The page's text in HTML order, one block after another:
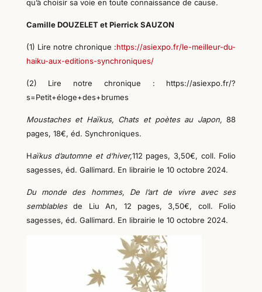
qu’à choisir sa voie en toute connaissance de cause.
Camille DOUZELET et Pierrick SAUZON
(1) Lire notre chronique :https://asiexpo.fr/le-meilleur-du-
haiku-aux-editions-synchroniques/
(2) Lire notre chronique : https://asiexpo.fr/?
s=Petit+éloge+des+brumes
Moustaches et Haïkus, Chats et poètes au Japon, 88
pages, 18€, éd. Synchroniques.
Haïkus d’automne et d’hiver,112 pages, 3,50€, coll. Folio
sagesses, éd. Gallimard. En librairie le 10 octobre 2024.
Du monde des hommes, De l’art de vivre avec ses
semblablesde Liu An, 12 pages, 3,50€, coll. Folio
sagesses, éd. Gallimard. En librairie le 10 octobre 2024.